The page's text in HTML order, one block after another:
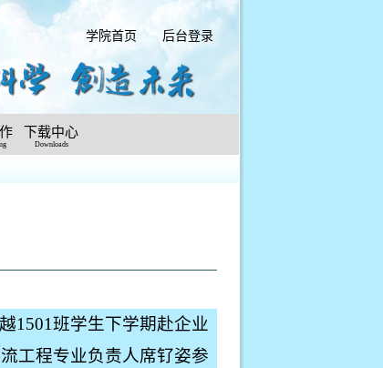
后台登录
学院首页
下载中心
Downloads
1501班学生下学期赴企业
工程专业负责人席钌姿参